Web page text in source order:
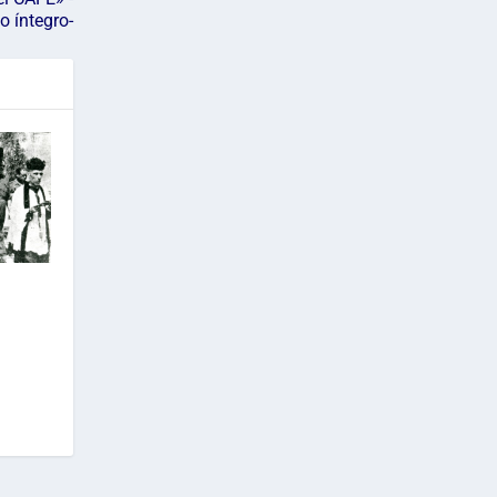
íntegro-